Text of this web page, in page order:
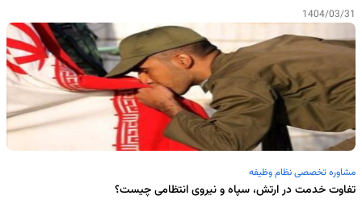
1404/03/31
مشاوره تخصصی نظام وظیفه
تفاوت خدمت در ارتش، سپاه و نیروی انتظامی چیست؟